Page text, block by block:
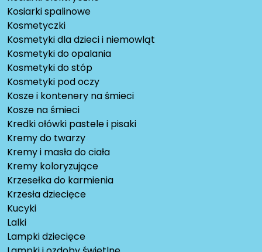
Kosiarki spalinowe
Kosmetyczki
Kosmetyki dla dzieci i niemowląt
Kosmetyki do opalania
Kosmetyki do stóp
Kosmetyki pod oczy
Kosze i kontenery na śmieci
Kosze na śmieci
Kredki ołówki pastele i pisaki
Kremy do twarzy
Kremy i masła do ciała
Kremy koloryzujące
Krzesełka do karmienia
Krzesła dziecięce
Kucyki
Lalki
Lampki dziecięce